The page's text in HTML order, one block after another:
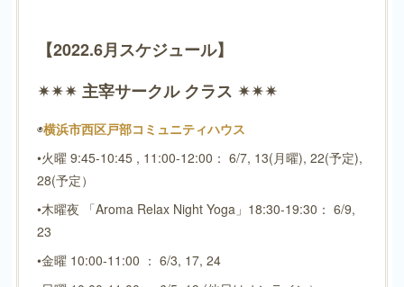
【2022.6月スケジュール】
✴︎✴︎✴︎ 主宰サークル クラス ✴︎✴︎✴︎
◉横浜市西区戸部コミュニティハウス
•火曜 9:45-10:45 , 11:00-12:00： 6/7, 13(月曜), 22(予定),
28(予定）
•木曜夜 「Aroma Relax Night Yoga」18:30-19:30： 6/9,
23
•金曜 10:00-11:00 ： 6/3, 17, 24